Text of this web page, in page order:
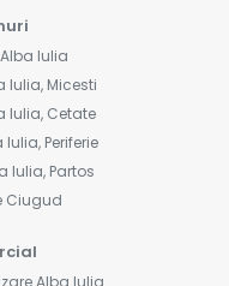
Iulia
Iulia, Micesti
Iulia, Cetate
Periferie
Iulia, Partos
Ciugud
Alba Iulia